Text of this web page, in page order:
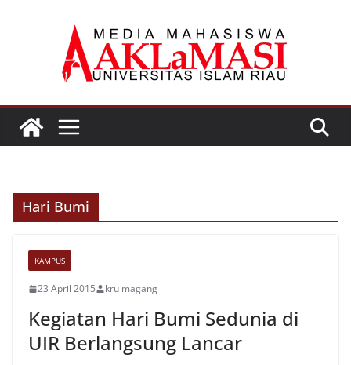
Hari Bumi
KAMPUS
23 April 2015 kru magang
Kegiatan Hari Bumi Sedunia di
UIR Berlangsung Lancar